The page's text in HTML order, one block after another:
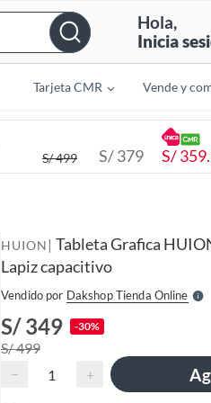
Hola,
Inicia
Tarjeta CMR Vende y
S/499 S/379 S/
HUION | Tableta Grafica
Lapiz capacitivo
Vendido por Dakshop Tienda OnlineS
e
r
S/ 349 -30%
S/ 499
−
+